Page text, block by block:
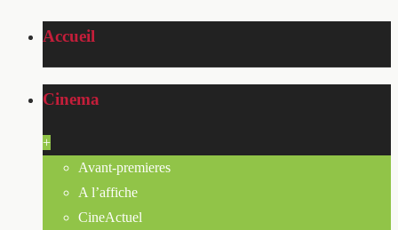
Accueil
Cinema
+
Avant-premieres
A l’affiche
CineActuel